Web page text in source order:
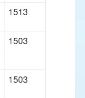
1513
1503
1503